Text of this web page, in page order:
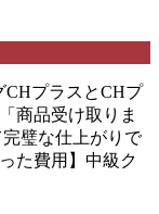
CHプラスとCHプ
商品受け取りま
璧な仕上がりで
た費用】中級ク